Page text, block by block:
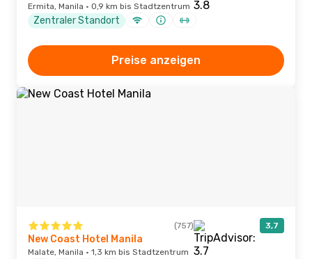
Ermita, Manila · 0,9 km bis Stadtzentrum
Zentraler Standort
Preise anzeigen
(757) 3,7
New Coast Hotel Manila
Malate, Manila · 1,3 km bis Stadtzentrum